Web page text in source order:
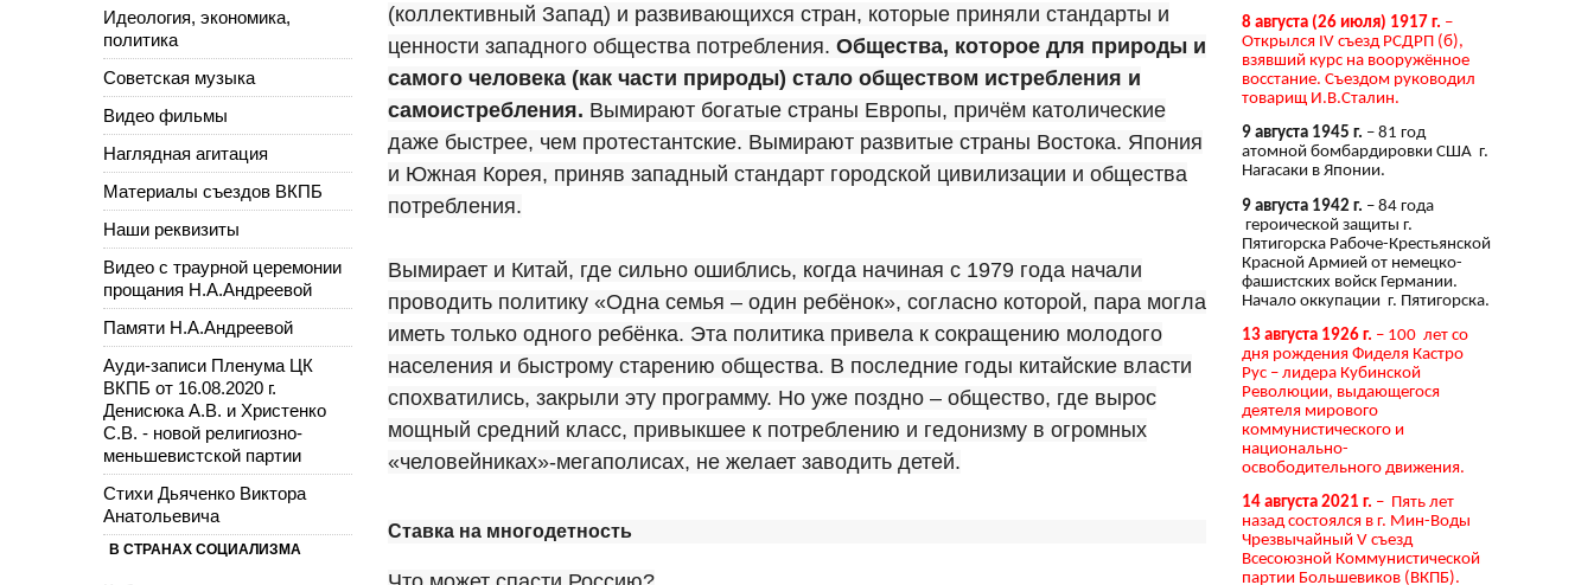
(коллективный Запад) и развивающихся стран, которые приняли стандарты и
ценности западного общества потребления. Общества, которое для природы и
самого человека (как части природы) стало обществом истребления и
самоистребления. Вымирают богатые страны Европы, причём католические
даже быстрее, чем протестантские. Вымирают развитые страны Востока. Япония
и Южная Корея, приняв западный стандарт городской цивилизации и общества
потребления.
Вымирает и Китай, где сильно ошиблись, когда начиная с 1979 года начали
проводить политику «Одна семья – один ребёнок», согласно которой, пара могла
иметь только одного ребёнка. Эта политика привела к сокращению молодого
населения и быстрому старению общества. В последние годы китайские власти
спохватились, закрыли эту программу. Но уже поздно – общество, где вырос
мощный средний класс, привыкшее к потреблению и гедонизму в огромных
«человейниках»-мегаполисах, не желает заводить детей.
Ставка на многодетность
Идеология, экономика,
политика
Советская музыка
Видео фильмы
Наглядная агитация
Материалы съездов ВКПБ
Наши реквизиты
Видео с траурной церемонии
прощания Н.А.Андреевой
Памяти Н.А.Андреевой
Ауди-записи Пленума ЦК
ВКПБ от 16.08.2020 г.
Денисюка А.В. и Христенко
С.В. - новой религиозно-
меньшевистской партии
Стихи Дьяченко Виктора
Анатольевича
В СТРАНАХ СОЦИАЛИЗМА
8 августа (26 июля) 1917 г. –
Открылся IV съезд РСДРП (б),
взявший курс на вооружённое
восстание. Съездом руководил
товарищ И.В.Сталин.
9 августа 1945 г. – 81 год
атомной бомбардировки США г.
Нагасаки в Японии.
9 августа 1942 г. – 84 года
героической защиты г.
Пятигорска Рабоче-Крестьянской
Красной Армией от немецко-
фашистских войск Германии.
Начало оккупации г. Пятигорска.
13 августа 1926 г. – 100 лет со
дня рождения Фиделя Кастро
Рус – лидера Кубинской
Революции, выдающегося
деятеля мирового
коммунистического и
национально-
освободительного движения.
14 августа 2021 г. – Пять лет
назад состоялся в г. Мин-Воды
Чрезвычайный V съезд
Всесоюзной Коммунистической
партии Большевиков (ВКПБ).